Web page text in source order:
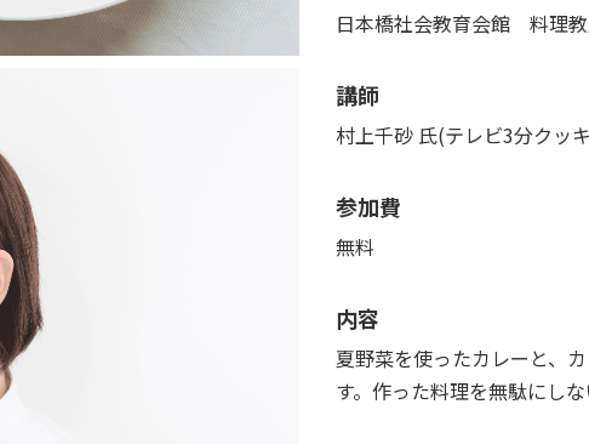
日本橋社会教育会館 料理
講師
村上千砂 氏(テレビ3分クッ
参加費
無料
内容
夏野菜を使ったカレーと、
す。作った料理を無駄にしな